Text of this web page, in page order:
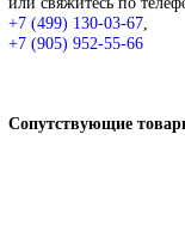
Оригинальное
автоматизации,
промышленных
частотные